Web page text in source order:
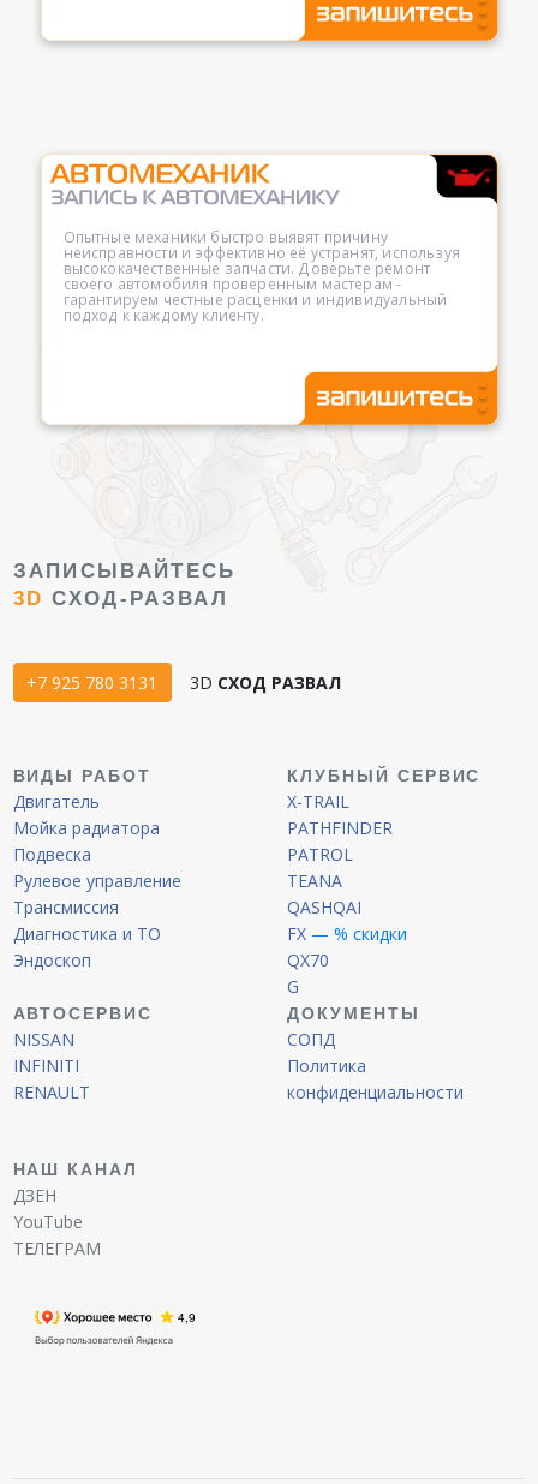
Опытные механики быстро выявят причину
неисправности и эффективно её устранят, используя
высококачественные запчасти. Доверьте ремонт
своего автомобиля проверенным мастерам -
гарантируем честные расценки и индивидуальный
подход к каждому клиенту.
ЗАПИСЫВАЙТЕСЬ
3D СХОД-РАЗВАЛ
+7 925 780 3131 3D СХОД РАЗВАЛ
ВИДЫ РАБОТ
Двигатель
Мойка радиатора
Подвеска
Рулевое управление
Трансмиссия
Диагностика и ТО
Эндоскоп
КЛУБНЫЙ СЕРВИС
X-TRAIL
PATHFINDER
PATROL
TEANA
QASHQAI
FX — % скидки
QX70
G
АВТОСЕРВИС
NISSAN
INFINITI
RENAULT
ДОКУМЕНТЫ
СОПД
Политика
конфиденциальности
НАШ КАНАЛ
ДЗЕН
YouTube
ТЕЛЕГРАМ